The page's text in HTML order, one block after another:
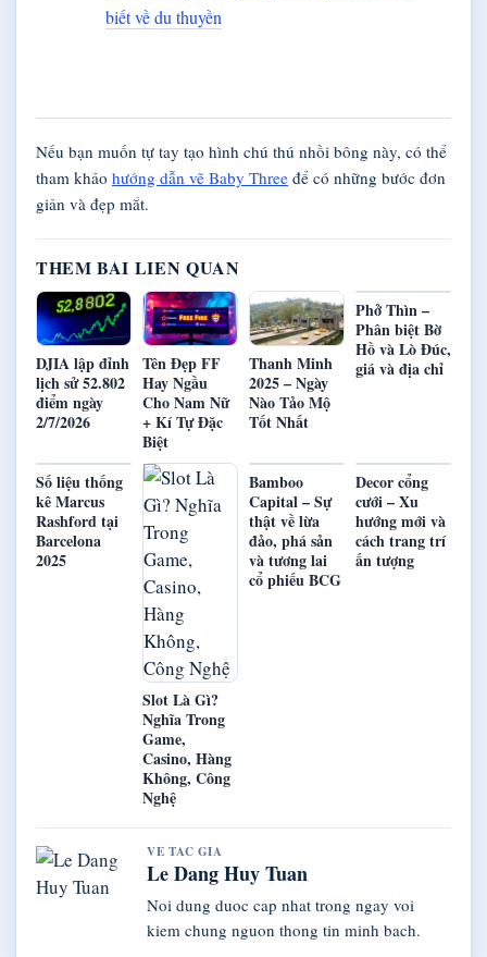
biết về du thuyền
Nếu bạn muốn tự tay tạo hình chú thú nhồi bông này, có thể
tham khảo hướng dẫn vẽ Baby Three để có những bước đơn
giản và đẹp mắt.
THEM BAI LIEN QUAN
DJIA lập đỉnh
lịch sử 52.802
điểm ngày
2/7/2026
Tên Đẹp FF
Hay Ngầu
Cho Nam Nữ
+ Kí Tự Đặc
Biệt
Thanh Minh
2025 – Ngày
Nào Tảo Mộ
Tốt Nhất
Phở Thìn –
Phân biệt Bờ
Hồ và Lò Đúc,
giá và địa chỉ
Số liệu thống
kê Marcus
Rashford tại
Barcelona
2025
Slot Là Gì?
Nghĩa Trong
Game,
Casino, Hàng
Không, Công
Nghệ
Bamboo
Capital – Sự
thật về lừa
đảo, phá sản
và tương lai
cổ phiếu BCG
Decor cổng
cưới – Xu
hướng mới và
cách trang trí
ấn tượng
VE TAC GIA
Le Dang Huy Tuan
Noi dung duoc cap nhat trong ngay voi
kiem chung nguon thong tin minh bach.